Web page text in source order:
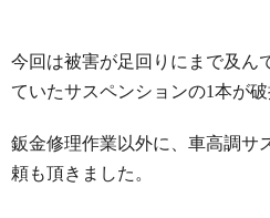
今回は被害が足回りにまで及ん
ていたサスペンションの1本が破
鈑金修理作業以外に、車高調サ
頼も頂きました。